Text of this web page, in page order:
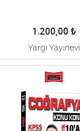
1.200,00₺
Yargı Yayınevi